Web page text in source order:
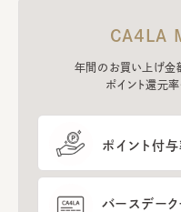
CA4LA
年間のお買い上げ金
ポイント還元率
ポイント付
バースデーク